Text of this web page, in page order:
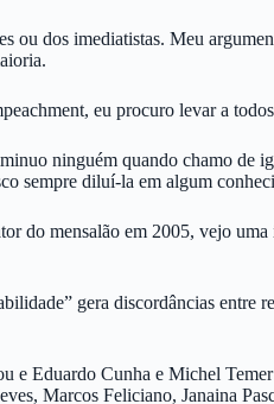
ou dos imediatistas. Meu
eu procuro levar a
ninguém quando chamo de
sempre diluí-la em algum
mensalão em 2005, vejo
gera discordâncias
e Eduardo Cunha e Michel
Marcos Feliciano, Janaina